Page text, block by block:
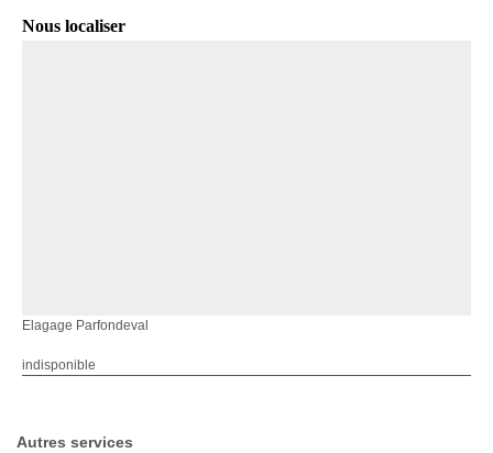
Nous localiser
Elagage Parfondeval
indisponible
Autres services